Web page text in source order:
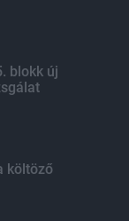
blokk új
költöző